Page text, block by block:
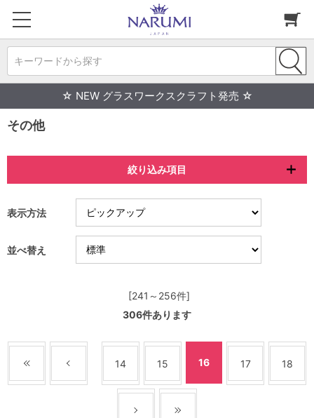
キーワードから探す
☆ NEW グラスワークスクラフト発売 ☆
その他
絞り込み項目
表示方法
並べ替え
[241～256件]
306件あります
14 15 16 17 18